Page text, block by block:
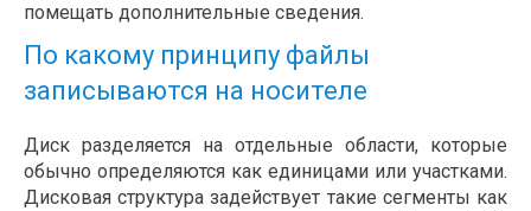
помещать дополнительные сведения.
По какому принципу файлы
записываются на носителе
Диск разделяется на отдельные области, которые
обычно определяются как единицами или участками.
Дисковая структура задействует такие сегменты как